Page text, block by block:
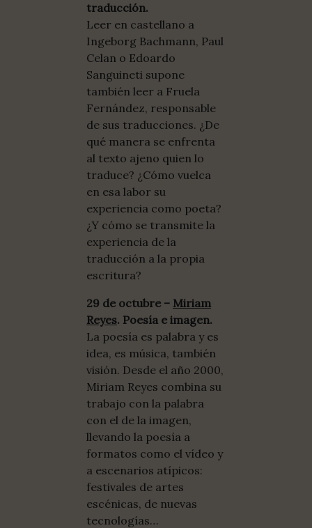
traducción.
Leer en castellano a
Ingeborg Bachmann, Paul
Celan o Edoardo
Sanguineti supone
también leer a Fruela
Fernández, responsable
de sus traducciones. ¿De
qué manera se enfrenta
al texto ajeno quien lo
traduce? ¿Cómo vuelca
en esa labor su
experiencia como poeta?
¿Y cómo se transmite la
experiencia de la
traducción a la propia
escritura?
29 de octubre – Miriam
Reyes. Poesía e imagen.
La poesía es palabra y es
idea, es música, también
visión. Desde el año 2000,
Miriam Reyes combina su
trabajo con la palabra
con el de la imagen,
llevando la poesía a
formatos como el vídeo y
a escenarios atípicos:
festivales de artes
escénicas, de nuevas
tecnologías…